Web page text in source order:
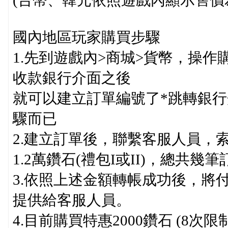
國內地區玩家購買步驟
1.先到遊戲內>商城>貨幣，操
收款銀行介面之後
就可以建立訂單編號了*跳轉銀
驟而已
2.建立訂單後，聯繫客服人員，
1.2萬鑽石(禮包I或II)，總共幾筆
3.依照上述金額轉帳成功後，將
提供給客服人員。
4.目前購買特惠2000鑽石 (8次